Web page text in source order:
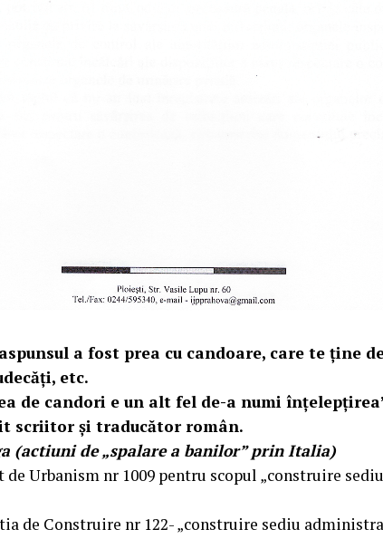
a fost prea cu candoare, care te ține
etc.
de candori e un alt fel de-a numi
scriitor și traducător român.
(actiuni de „spalare a banilor” prin Italia)
de Urbanism nr 1009 pentru scopul „construire
de Construire nr 122- „construire sediu